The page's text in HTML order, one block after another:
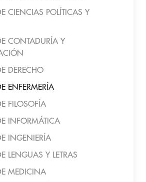
CIENCIAS POLÍTICAS Y
CONTADURÍA Y
DERECHO
ENFERMERÍA
FILOSOFÍA
INFORMÁTICA
INGENIERÍA
LENGUAS Y LETRAS
MEDICINA